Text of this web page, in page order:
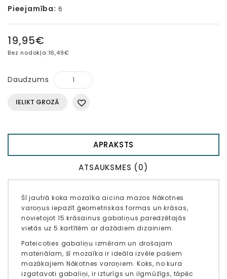
Pieejamība: 6
19,95€
Bez nodokļa:16,49€
Daudzums
IELIKT GROZĀ
APRAKSTS
ATSAUKSMES (0)
Šī jautrā koka mozaīka aicina mazos Nākotnes
varoņus iepazīt ģeometriskas formas un krāsas,
novietojot 15 krāsainus gabaliņus paredzētajās
vietās uz 5 kartītēm ar dažādiem dizainiem.
Pateicoties gabaliņu izmēram un drošajam
materiālam, šī mozaīka ir ideāla izvēle pašiem
mazākajiem Nākotnes varoņiem. Koks, no kura
izgatavoti gabaliņi, ir izturīgs un ilgmūžīgs, tāpēc